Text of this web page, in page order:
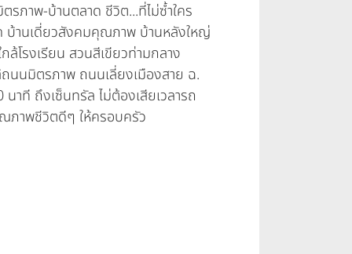
รภาพ-บ้านตลาด ชีวิต...ที่ไม่ซ้ำใคร
บ้านเดี่ยวสังคมคุณภาพ บ้านหลังใหญ่
โรงเรียน สวนสีเขียวท่ามกลาง
นนมิตรภาพ ถนนเลี่ยงเมืองสาย ฉ.
าที ถึงเซ็นทรัล ไม่ต้องเสียเวลารถ
ภาพชีวิตดีๆ ให้ครอบครัว